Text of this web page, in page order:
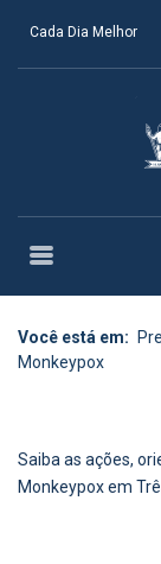
Cada Dia Melhor
Você está em:
Monkeypox
Saiba as ações,
Monkeypox em